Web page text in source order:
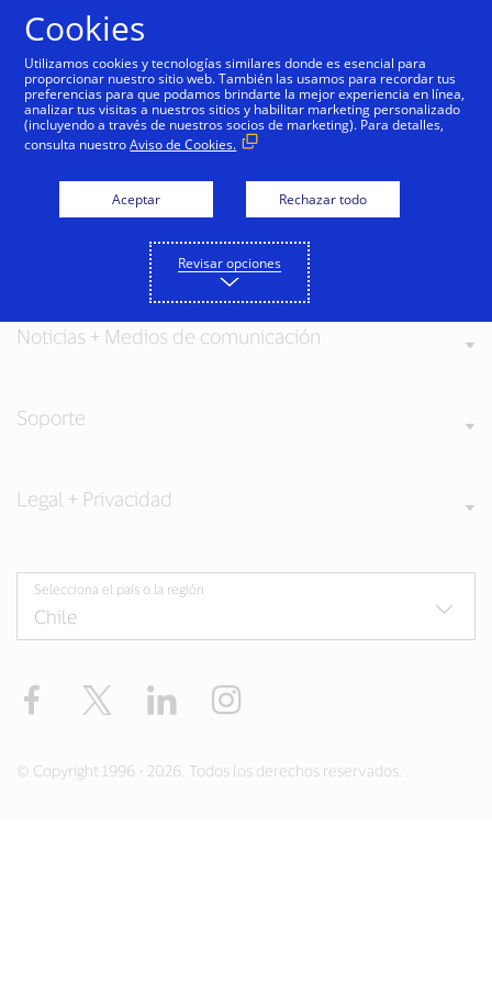
Nuestros valores
Noticias + Medios de comunicación
Soporte
Legal + Privacidad
Selecciona el país o la región
Facebook Twitter LinkedIn
© Copyright 1996 - 2026. Todos los derechos reservados.
Cookies
Utilizamos cookies y tecnologías similares donde es esencial para
proporcionar nuestro sitio web. También las usamos para recordar tus
preferencias para que podamos brindarte la mejor experiencia en línea,
analizar tus visitas a nuestros sitios y habilitar marketing personalizado
(incluyendo a través de nuestros socios de marketing). Para detalles,
consulta nuestroAviso de Cookies.
Aceptar Rechazar todo
Revisar opciones